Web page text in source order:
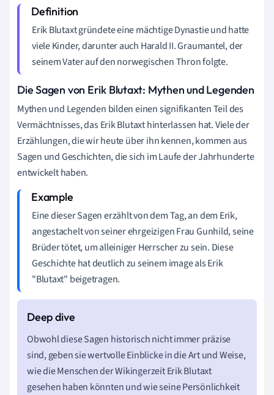
Erik Blutaxt gründete eine mächtige Dynastie und hatte
viele Kinder, darunter auch Harald II. Graumantel, der
seinem Vater auf den norwegischen Thron folgte.
Die Sagen von Erik Blutaxt: Mythen und Legenden
Mythen und Legenden bilden einen signifikanten Teil des
Vermächtnisses, das Erik Blutaxt hinterlassen hat. Viele der
Erzählungen, die wir heute über ihn kennen, kommen aus
Sagen und Geschichten, die sich im Laufe der Jahrhunderte
entwickelt haben.
Eine dieser Sagen erzählt von dem Tag, an dem Erik,
angestachelt von seiner ehrgeizigen Frau Gunhild, seine
Brüder tötet, um alleiniger Herrscher zu sein. Diese
Geschichte hat deutlich zu seinem image als Erik
"Blutaxt" beigetragen.
Obwohl diese Sagen historisch nicht immer präzise
sind, geben sie wertvolle Einblicke in die Art und Weise,
wie die Menschen der Wikingerzeit Erik Blutaxt
gesehen haben könnten und wie seine Persönlichkeit